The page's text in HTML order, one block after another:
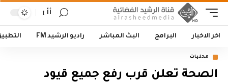
أأ
اخر الاخبار البرامج البث المباشر راديو الرشيد FM
محليات
الصحة تعلن قرب رفع جميع قيود